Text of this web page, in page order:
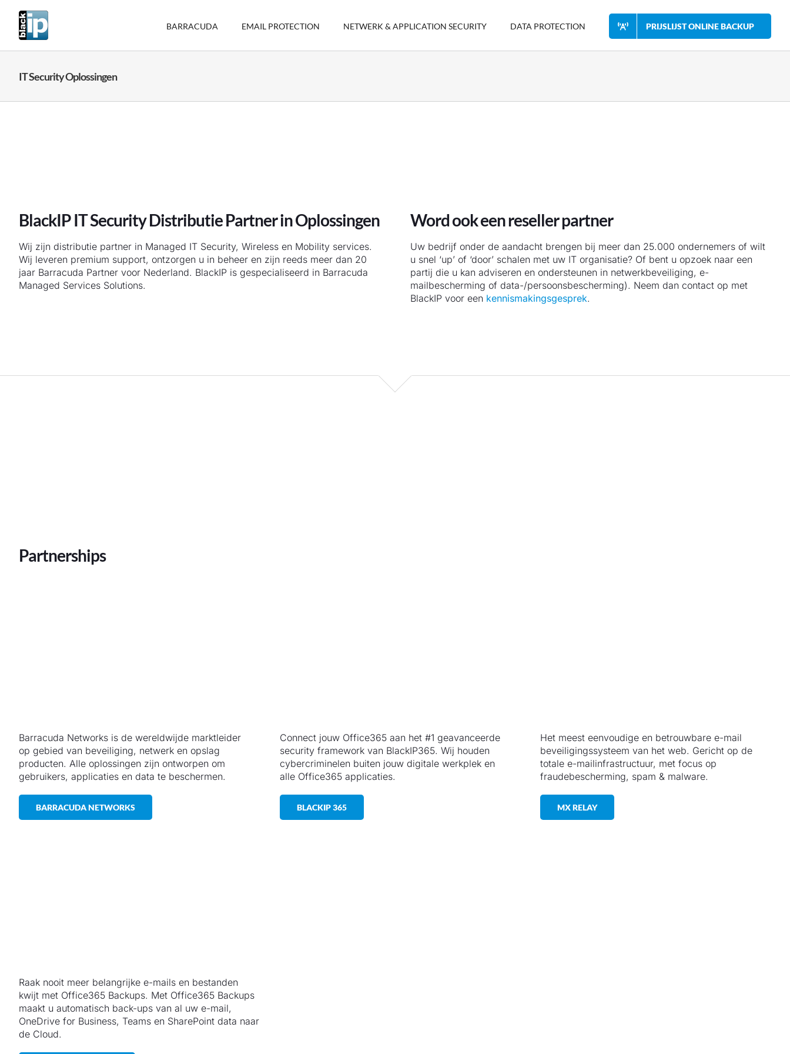
inhoud
BARRACUDA EMAIL PROTECTION NETWERK & APPLICATION SECURITY DATA PROTECTION PRIJSLIJST ONLINE BACKUP
IT Security Oplossingen
BlackIP IT Security Distributie Partner in Oplossingen
Wij zijn distributie partner in Managed IT Security, Wireless en Mobility services.
Wij leveren premium support, ontzorgen u in beheer en zijn reeds meer dan 20
jaar Barracuda Partner voor Nederland. BlackIP is gespecialiseerd in Barracuda
Managed Services Solutions.
Word ook een reseller partner
Uw bedrijf onder de aandacht brengen bij meer dan 25.000 ondernemers of wilt
u snel ‘up’ of ‘door’ schalen met uw IT organisatie? Of bent u opzoek naar een
partij die u kan adviseren en ondersteunen in netwerkbeveiliging, e-
mailbescherming of data-/persoonsbescherming). Neem dan contact op met
BlackIP voor een kennismakingsgesprek.
Partnerships
Barracuda Networks is de wereldwijde marktleider
op gebied van beveiliging, netwerk en opslag
producten. Alle oplossingen zijn ontworpen om
gebruikers, applicaties en data te beschermen.
BARRACUDA NETWORKS
Connect jouw Office365 aan het #1 geavanceerde
security framework van BlackIP365. Wij houden
cybercriminelen buiten jouw digitale werkplek en
alle Office365 applicaties.
BLACKIP 365
Het meest eenvoudige en betrouwbare e-mail
beveiligingssysteem van het web. Gericht op de
totale e-mailinfrastructuur, met focus op
fraudebescherming, spam & malware.
MX RELAY
Raak nooit meer belangrijke e-mails en bestanden
kwijt met Office365 Backups. Met Office365 Backups
maakt u automatisch back-ups van al uw e-mail,
OneDrive for Business, Teams en SharePoint data naar
de Cloud.